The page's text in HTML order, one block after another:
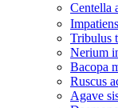
Centella
Tribulus
Nerium
Bacopa
Ruscus
Agave